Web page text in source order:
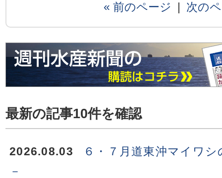
« 前のページ | 次の
最新の記事10件を確認
2026.08.03
６・７月道東沖マイワ
－